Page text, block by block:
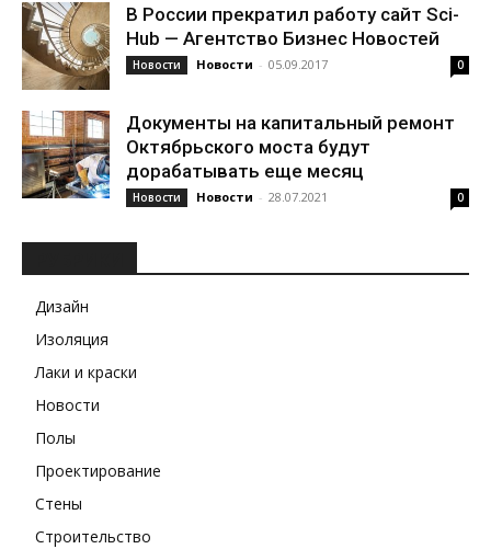
В России прекратил работу сайт Sci-
Hub — Агентство Бизнес Новостей
Новости Новости - 05.09.2017 0
Документы на капитальный ремонт
Октябрьского моста будут
дорабатывать еще месяц
Новости Новости - 28.07.2021 0
Дизайн
Изоляция
Лаки и краски
Новости
Полы
Проектирование
Стены
Строительство